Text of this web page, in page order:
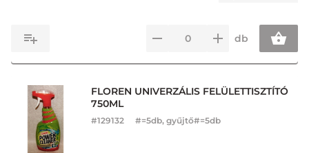
db
FLOREN UNIVERZÁLIS FELÜLETTISZTÍTÓ
750ML
#129132 #=5db, gyűjtő#=5db